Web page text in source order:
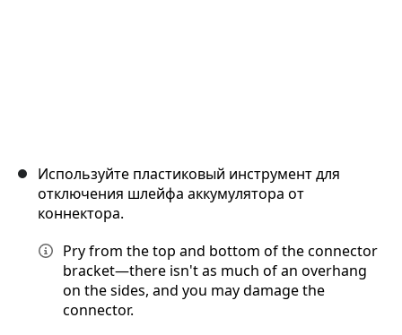
Используйте пластиковый инструмент для
отключения шлейфа аккумулятора от
коннектора.
Pry from the top and bottom of the connector
bracket—there isn't as much of an overhang
on the sides, and you may damage the
connector.